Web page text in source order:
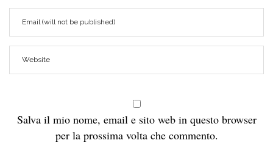
Salva il mio nome, email e sito web in questo browser
per la prossima volta che commento.